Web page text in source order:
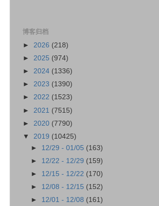
博客归档
► 2026 (218)
► 2025 (974)
► 2024 (1336)
► 2023 (1390)
► 2022 (1523)
► 2021 (7515)
► 2020 (7790)
▼ 2019 (10425)
► 12/29 - 01/05 (163)
► 12/22 - 12/29 (159)
► 12/15 - 12/22 (170)
► 12/08 - 12/15 (152)
► 12/01 - 12/08 (161)